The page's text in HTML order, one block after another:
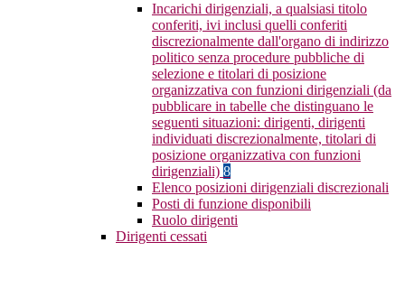
Incarichi dirigenziali, a qualsiasi titolo
conferiti, ivi inclusi quelli conferiti
discrezionalmente dall'organo di indirizzo
politico senza procedure pubbliche di
selezione e titolari di posizione
organizzativa con funzioni dirigenziali (da
pubblicare in tabelle che distinguano le
seguenti situazioni: dirigenti, dirigenti
individuati discrezionalmente, titolari di
posizione organizzativa con funzioni
dirigenziali) 8
Elenco posizioni dirigenziali discrezionali
Posti di funzione disponibili
Ruolo dirigenti
Dirigenti cessati